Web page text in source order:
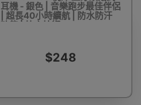
耳機 - 銀色 | 音樂跑步最佳伴侶
| 超長40小時續航 | 防水防汗
功能 | 快充技術
$248